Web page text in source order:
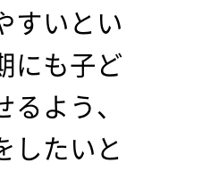
すいとい
にも子ど
よう、
したいと